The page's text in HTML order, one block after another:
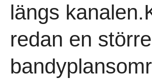
längs
redan en